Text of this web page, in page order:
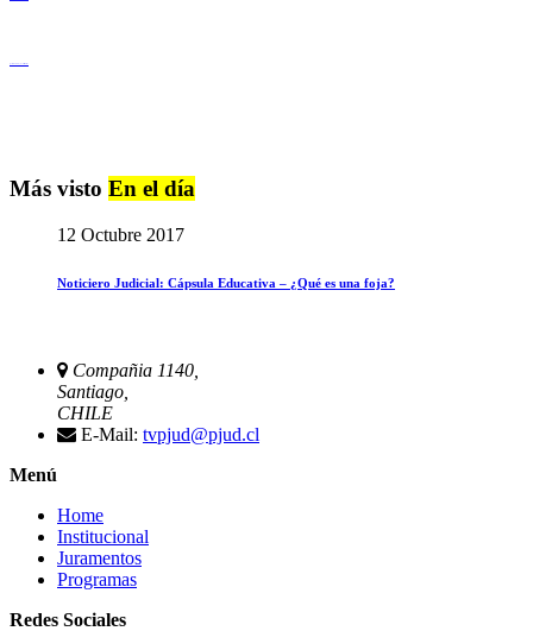
Más visto En el día
12 Octubre 2017
Noticiero Judicial: Cápsula Educativa – ¿Qué es una foja?
Compañia 1140,
Santiago,
CHILE
E-Mail: tvpjud@pjud.cl
Menú
Home
Institucional
Juramentos
Programas
Redes Sociales